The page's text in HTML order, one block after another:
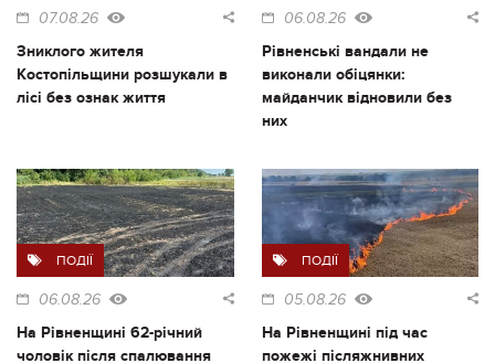
07.08.26
Зниклого жителя
Костопільщини розшукали в
лісі без ознак життя
06.08.26
Рівненські вандали не
виконали обіцянки:
майданчик відновили без
них
ПОДІЇ
06.08.26
На Рівненщині 62-річний
чоловік після спалювання
ПОДІЇ
05.08.26
На Рівненщині під час
пожежі післяжнивних